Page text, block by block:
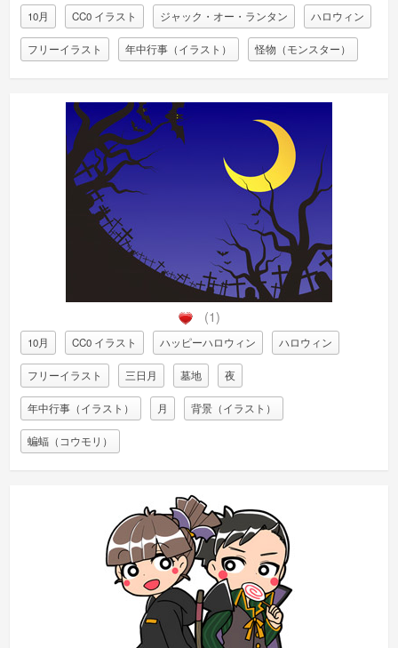
10月 CC0 イラスト ジャック・オー・ランタン ハロウィン
フリーイラスト 年中行事（イラスト） 怪物（モンスター）
(1)
10月 CC0 イラスト ハッピーハロウィン ハロウィン
フリーイラスト 三日月 墓地 夜
年中行事（イラスト） 月 背景（イラスト）
蝙蝠（コウモリ）